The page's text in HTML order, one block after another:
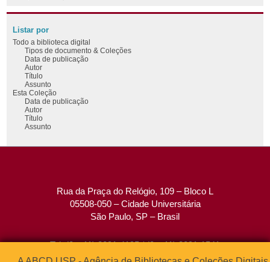
Listar por
Todo a biblioteca digital
Tipos de documento & Coleções
Data de publicação
Autor
Título
Assunto
Esta Coleção
Data de publicação
Autor
Título
Assunto
Rua da Praça do Relógio, 109 – Bloco L
05508-050 – Cidade Universitária
São Paulo, SP – Brasil
Tel: (0xx11) 3091-4195 / (0xx11) 3091-1541
Fax: (0xx11) 3091-1567